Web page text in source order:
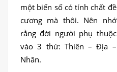
một biến số có tính chất đề
cương mà thôi. Nên nhớ
rằng đời người phụ thuộc
vào 3 thứ: Thiên – Địa –
Nhân.